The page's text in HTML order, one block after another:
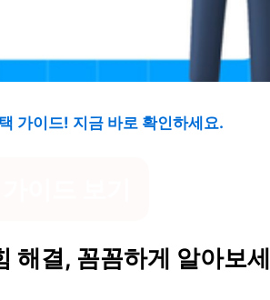
가이드! 지금 바로 확인하세요.
해결, 꼼꼼하게 알아보세